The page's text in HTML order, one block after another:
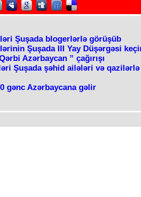
Şuşada blogerlərlə görüşüb
Şuşada III Yay Düşərgəsi
Azərbaycan ” çağırışı
Şuşada şəhid ailələri və qazilərlə
gənc Azərbaycana gəlir